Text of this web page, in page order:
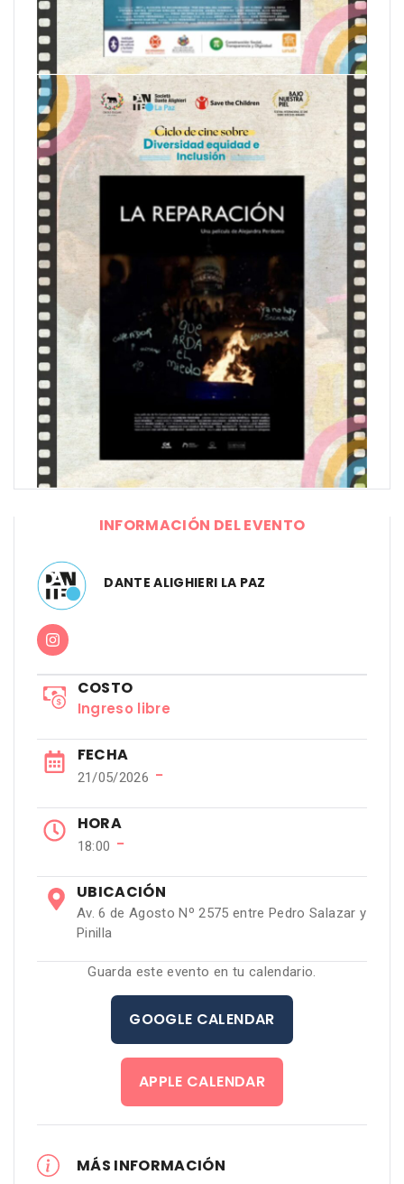
INFORMACIÓN DEL EVENTO
DANTE ALIGHIERI LA PAZ
COSTO
Ingreso libre
FECHA
21/05/2026 −
HORA
18:00 −
UBICACIÓN
Av. 6 de Agosto Nº 2575 entre Pedro Salazar y
Pinilla
Guarda este evento en tu calendario.
GOOGLE CALENDAR
APPLE CALENDAR
MÁS INFORMACIÓN